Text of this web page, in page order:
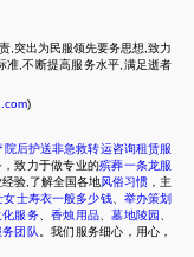
,突出为民服领先要务思想,致力
准,不断提高服务水平,满足逝者
)
院后护送非急救转运咨询租赁服
，致力于做专业的殡葬一条龙服
经验,了解全国各地风俗习惯 ，主
女士寿衣一般多少钱、 举办策划
化服务、香烛用品 、墓地陵园
团队
。我们服务细心，用心，